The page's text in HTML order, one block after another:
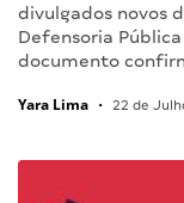
divulgados novos
Defensoria
documento
Yara Lima • 22 de